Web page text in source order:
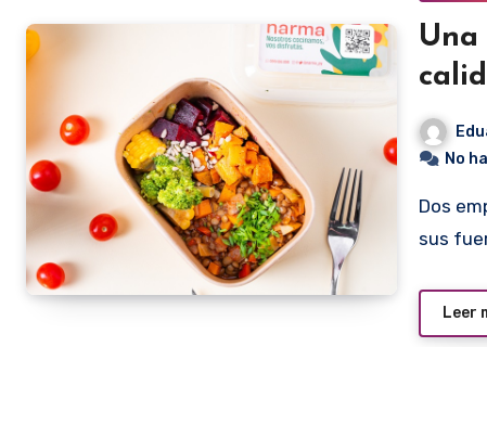
No
Dos emprendedores, una nutricionista y un chef unieron
sus
Leer